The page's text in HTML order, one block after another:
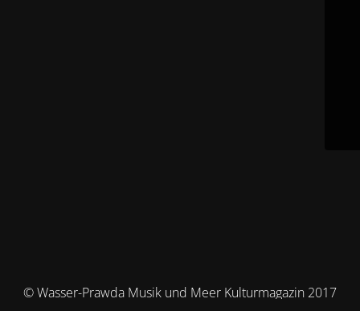
© Wasser-Prawda Musik und Meer Kulturmagazin 2017